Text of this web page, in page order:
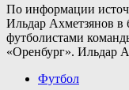
По информации
Ильдар Ахметзянов в
футболистами
«Оренбург». Ильдар
Футбол